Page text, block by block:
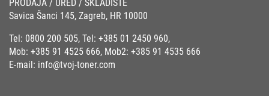
PRODAJA / URED / SKLADIŠTE
Savica Šanci 145, Zagreb, HR 10000
Tel: 0800 200 505, Tel: +385 01 2450 960,
Mob: +385 91 4525 666, Mob2: +385 91 4535 666
E-mail: info@tvoj-toner.com